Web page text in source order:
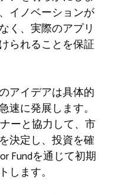
イノベーションが
く、実際のアプリ
られることを保証
アイデアは具体的
速に発展します。
ーと協力して、市
決定し、投資を確
Fundを通じて初期
します。